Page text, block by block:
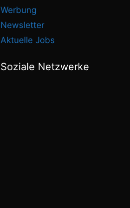
Werbung
Newsletter
Aktuelle Jobs
Soziale Netzwerke